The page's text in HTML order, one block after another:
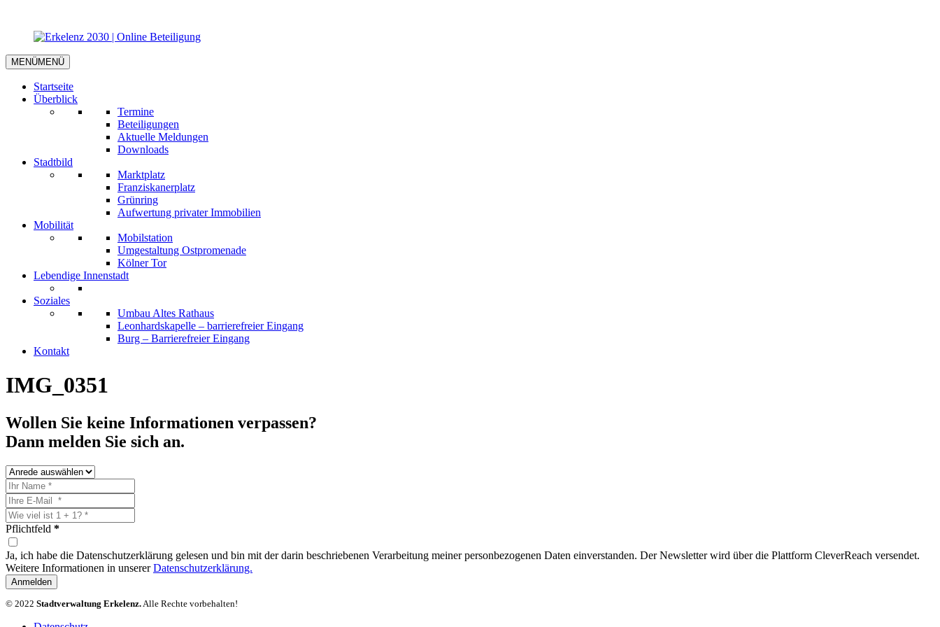
MENÜMENÜ
Startseite
Überblick
Termine
Beteiligungen
Aktuelle Meldungen
Downloads
Stadtbild
Marktplatz
Franziskanerplatz
Grünring
Aufwertung privater Immobilien
Mobilität
Mobilstation
Umgestaltung Ostpromenade
Kölner Tor
Lebendige Innenstadt
Soziales
Umbau Altes Rathaus
Leonhardskapelle – barrierefreier Eingang
Burg – Barrierefreier Eingang
Kontakt
IMG_0351
Wollen Sie keine Informationen verpassen?
Dann melden Sie sich an.
Pflichtfeld *
Ja, ich habe die Datenschutzerklärung gelesen und bin mit der darin beschriebenen Verarbeitung meiner personbezogenen Daten einverstanden. Der Newsletter wird über die Plattform CleverReach versendet.
Weitere Informationen in unsererDatenschutzerklärung.
Anmelden
© 2022 Stadtverwaltung Erkelenz.Alle Rechte vorbehalten!